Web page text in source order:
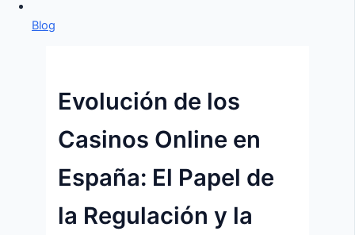
Blog
Evolución de los
Casinos Online en
España: El Papel de
la Regulación y la